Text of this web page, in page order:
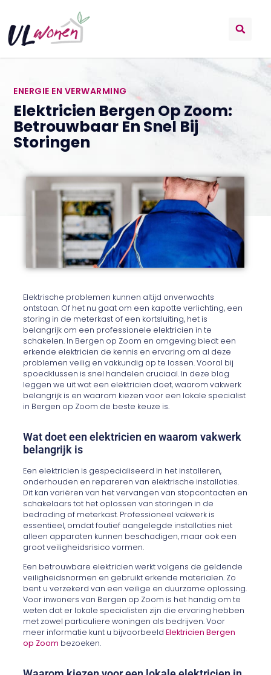
ENERGIE EN VERWARMING
Elektricien Bergen Op Zoom:
Betrouwbaar En Snel Bij
Storingen
Elektrische problemen kunnen altijd onverwachts
ontstaan. Of het nu gaat om een kapotte verlichting, een
storing in de meterkast of een kortsluiting, het is
belangrijk om een professionele elektricien in te
schakelen. In Bergen op Zoom en omgeving biedt een
erkende elektricien de kennis en ervaring om al deze
problemen veilig en vakkundig op te lossen. Vooral bij
spoedklussen is snel handelen cruciaal. In deze blog
leggen we uit wat een elektricien doet, waarom vakwerk
belangrijk is en waarom kiezen voor een lokale specialist
in Bergen op Zoom de beste keuze is.
Wat doet een elektricien en waarom vakwerk
belangrijk is
Een elektricien is gespecialiseerd in het installeren,
onderhouden en repareren van elektrische installaties.
Dit kan variëren van het vervangen van stopcontacten en
schakelaars tot het oplossen van storingen in de
bedrading of meterkast. Professioneel vakwerk is
essentieel, omdat foutief aangelegde installaties niet
alleen apparaten kunnen beschadigen, maar ook een
groot veiligheidsrisico vormen.
Een betrouwbare elektricien werkt volgens de geldende
veiligheidsnormen en gebruikt erkende materialen. Zo
bent u verzekerd van een veilige en duurzame oplossing.
Voor inwoners van Bergen op Zoom is het handig om te
weten dat er lokale specialisten zijn die ervaring hebben
met zowel particuliere woningen als bedrijven. Voor
meer informatie kunt u bijvoorbeeldElektricien Bergen
op Zoom bezoeken.